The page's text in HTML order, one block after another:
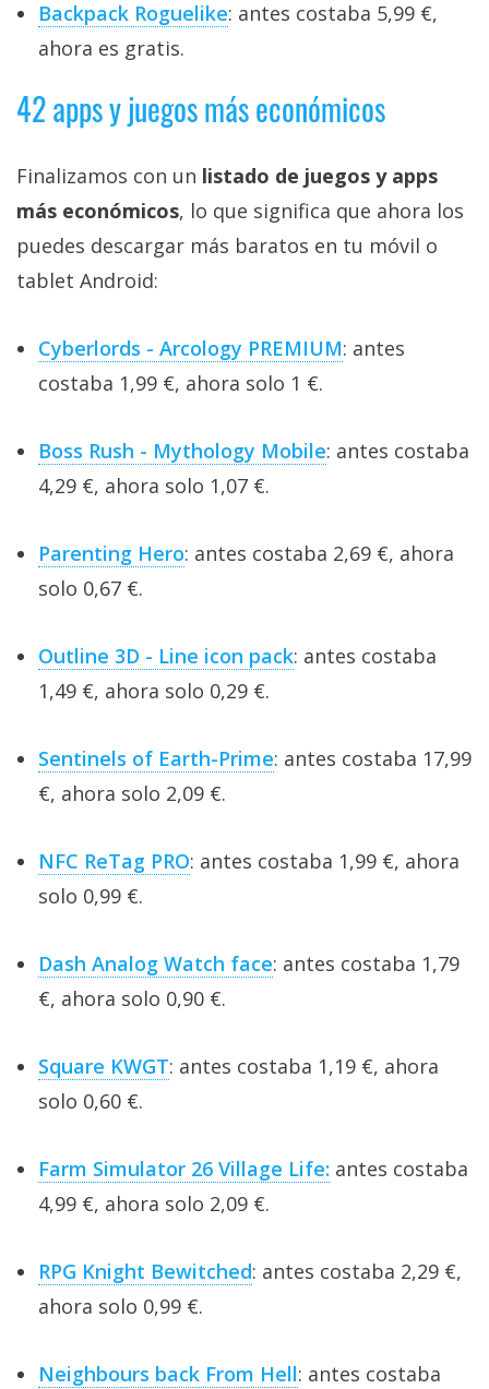
Backpack Roguelike: antes costaba 5,99 €,
ahora es gratis.
42 apps y juegos más económicos
Finalizamos con un listado de juegos y apps
más económicos, lo que significa que ahora los
puedes descargar más baratos en tu móvil o
tablet Android:
Cyberlords - Arcology PREMIUM: antes
costaba 1,99 €, ahora solo 1 €.
Boss Rush - Mythology Mobile: antes costaba
4,29 €, ahora solo 1,07 €.
Parenting Hero: antes costaba 2,69 €, ahora
solo 0,67 €.
Outline 3D - Line icon pack: antes costaba
1,49 €, ahora solo 0,29 €.
Sentinels of Earth-Prime: antes costaba 17,99
€, ahora solo 2,09 €.
NFC ReTag PRO: antes costaba 1,99 €, ahora
solo 0,99 €.
Dash Analog Watch face: antes costaba 1,79
€, ahora solo 0,90 €.
Square KWGT: antes costaba 1,19 €, ahora
solo 0,60 €.
Farm Simulator 26 Village Life: antes costaba
4,99 €, ahora solo 2,09 €.
RPG Knight Bewitched: antes costaba 2,29 €,
ahora solo 0,99 €.
Neighbours back From Hell: antes costaba